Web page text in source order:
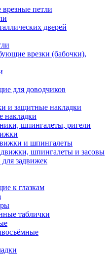
врезные петли
дверей
врезки (бабочки),
для доводчиков
и защитные накладки
накладки
шпингалеты, ригели
и шпингалеты
шпингалеты и засовы
задвижек
к глазкам
таблички